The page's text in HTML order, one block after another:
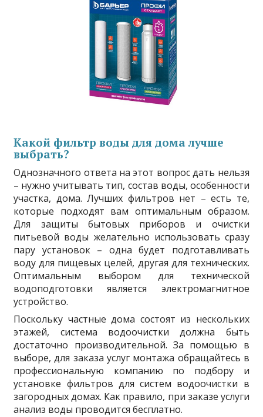
Какой фильтр воды для дома лучше
выбрать?
Однозначного ответа на этот вопрос дать нельзя
– нужно учитывать тип, состав воды, особенности
участка, дома. Лучших фильтров нет – есть те,
которые подходят вам оптимальным образом.
Для защиты бытовых приборов и очистки
питьевой воды желательно использовать сразу
пару установок – одна будет подготавливать
воду для пищевых целей, другая для технических.
Оптимальным выбором для технической
водоподготовки является электромагнитное
устройство.
Поскольку частные дома состоят из нескольких
этажей, система водоочистки должна быть
достаточно производительной. За помощью в
выборе, для заказа услуг монтажа обращайтесь в
профессиональную компанию по подбору и
установке фильтров для систем водоочистки в
загородных домах. Как правило, при заказе услуги
анализ воды проводится бесплатно.